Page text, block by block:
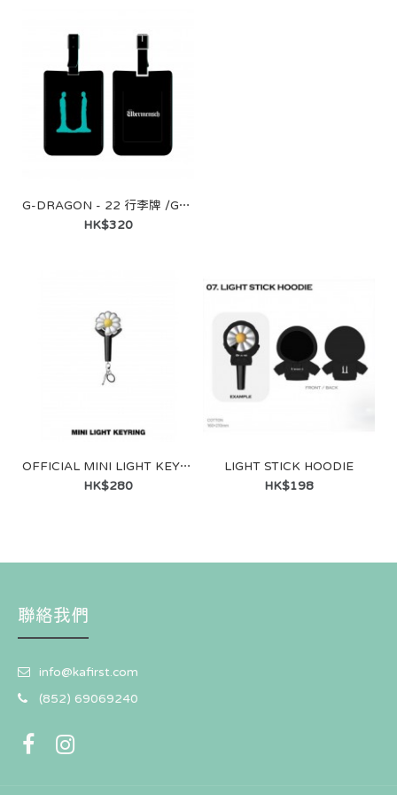
G-DRAGON - 22 行李牌 /G-DRAGON 2025 WORLD TOUR IN KOREA
HK$320
OFFICIAL MINI LIGHT KEYRING-BLACK
HK$280
LIGHT STICK HOODIE
HK$198
聯絡我們
info@kafirst.com
(852) 69069240